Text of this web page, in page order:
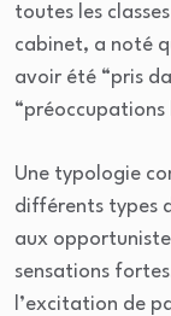
toutes les
cabinet, a noté
avoir été “pris
“préoccupations
Une typologie
différents types
aux
sensations
l’excitation de